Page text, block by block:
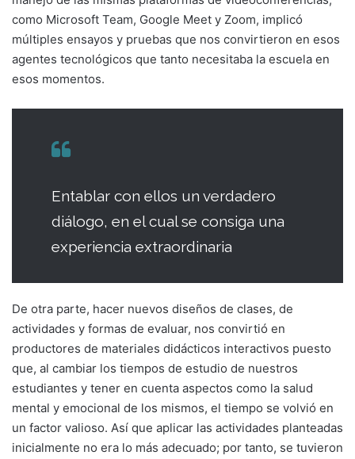
como Microsoft Team, Google Meet y Zoom, implicó
múltiples ensayos y pruebas que nos convirtieron en esos
agentes tecnológicos que tanto necesitaba la escuela en
esos momentos.
Entablar con ellos un verdadero
diálogo, en el cual se consiga una
experiencia extraordinaria
De otra parte, hacer nuevos diseños de clases, de
actividades y formas de evaluar, nos convirtió en
productores de materiales didácticos interactivos puesto
que, al cambiar los tiempos de estudio de nuestros
estudiantes y tener en cuenta aspectos como la salud
mental y emocional de los mismos, el tiempo se volvió en
un factor valioso. Así que aplicar las actividades planteadas
inicialmente no era lo más adecuado; por tanto, se tuvieron